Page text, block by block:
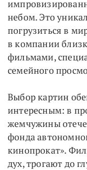
небом. Это
погрузиться в
в компании
фильмами,
семейного
Выбор картин
интересным: в
жемчужины
фонда
кинопрокат».
дух, трогают до